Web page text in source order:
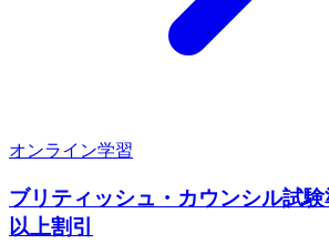
オンライン学習
ブリティッシュ・カウンシル試
以上割引